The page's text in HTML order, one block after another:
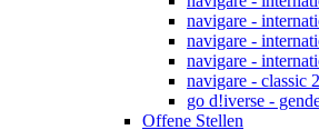
navigare -
navigare -
navigare -
navigare - classic
go d!iverse -
Offene Stellen